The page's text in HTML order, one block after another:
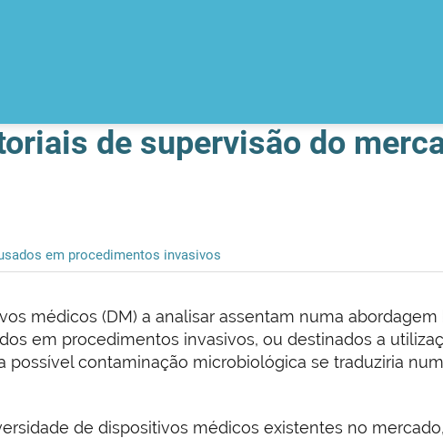
de supervisão do
em procedimentos invasivos
médicos (DM) a analisar assentam numa
em procedimentos invasivos, ou destinados a
possível contaminação microbiológica se traduziria
de dispositivos médicos existentes no